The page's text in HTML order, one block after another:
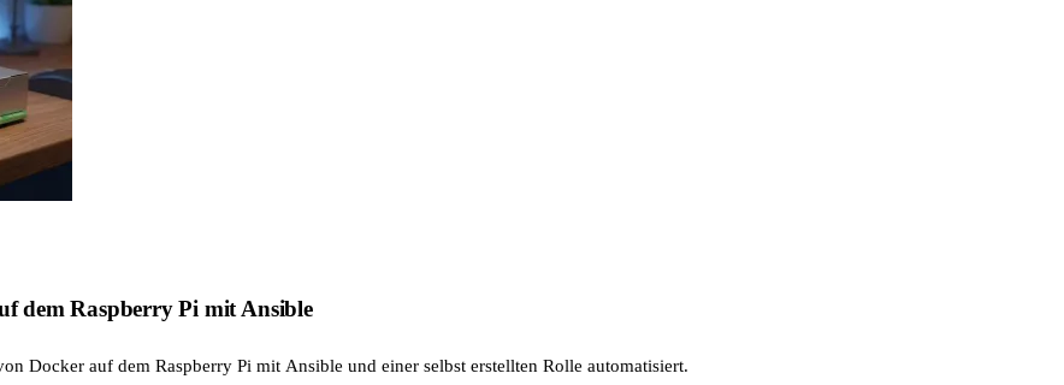
dem Raspberry Pi mit Ansible
Docker auf dem Raspberry Pi mit Ansible und einer selbst erstellten Rolle automatisiert.